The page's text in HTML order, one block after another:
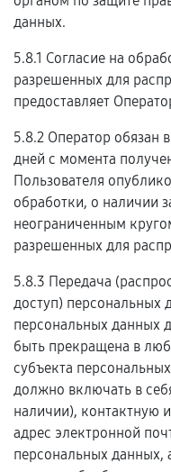
данных.
5.8.1 Согласие на
разрешенных для
предоставляет
5.8.2 Оператор обязан
дней с момента
Пользователя
обработки, о наличии
неограниченным
разрешенных для
5.8.3 Передача
доступ) персональных
персональных данных
быть прекращена в
субъекта
должно включать в
наличии), контактную
адрес электронной
персональных данных,